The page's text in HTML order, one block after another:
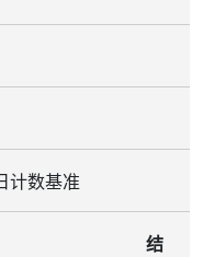
计数基准
结